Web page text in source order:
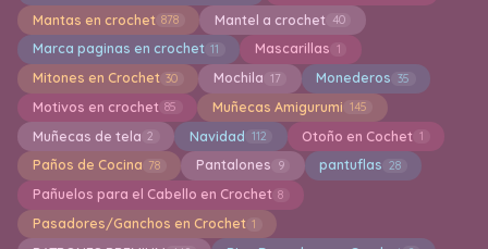
Mantas en crochet 878 Mantel a crochet 40
Marca paginas en crochet 11 Mascarillas 1
Mitones en Crochet 30 Mochila 17 Monederos 35
Motivos en crochet 85 Muñecas Amigurumi 145
Muñecas de tela 2 Navidad 112 Otoño en Cochet 1
Paños de Cocina 78 Pantalones 9 pantuflas 28
Pañuelos para el Cabello en Crochet 8
Pasadores/Ganchos en Crochet 1